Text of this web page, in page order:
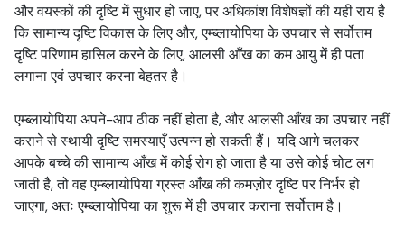
और वयस्कों की दृष्टि में सुधार हो जाए, पर अधिकांश विशेषज्ञों की यही राय है
कि सामान्य दृष्टि विकास के लिए और, एम्ब्लायोपिया के उपचार से सर्वोत्तम
दृष्टि परिणाम हासिल करने के लिए, आलसी आँख का कम आयु में ही पता
लगाना एवं उपचार करना बेहतर है।
एम्ब्लायोपिया अपने-आप ठीक नहीं होता है, और आलसी आँख का उपचार नहीं
कराने से स्थायी दृष्टि समस्याएँ उत्पन्न हो सकती हैं। यदि आगे चलकर
आपके बच्चे की सामान्य आँख में कोई रोग हो जाता है या उसे कोई चोट लग
जाती है, तो वह एम्ब्लायोपिया ग्रस्त आँख की कमज़ोर दृष्टि पर निर्भर हो
जाएगा, अतः एम्ब्लायोपिया का शुरू में ही उपचार कराना सर्वोत्तम है।